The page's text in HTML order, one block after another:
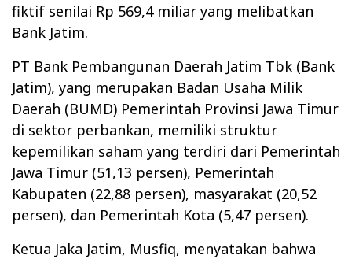
fiktif senilai Rp 569,4 miliar yang melibatkan
Bank Jatim.
PT Bank Pembangunan Daerah Jatim Tbk (Bank
Jatim), yang merupakan Badan Usaha Milik
Daerah (BUMD) Pemerintah Provinsi Jawa Timur
di sektor perbankan, memiliki struktur
kepemilikan saham yang terdiri dari Pemerintah
Jawa Timur (51,13 persen), Pemerintah
Kabupaten (22,88 persen), masyarakat (20,52
persen), dan Pemerintah Kota (5,47 persen).
Ketua Jaka Jatim, Musfiq, menyatakan bahwa